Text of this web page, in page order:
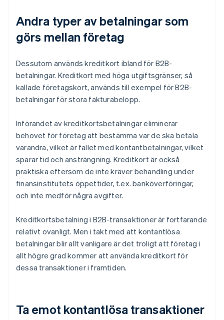
Andra typer av betalningar som
görs mellan företag
Dessutom används kreditkort ibland för B2B-
betalningar. Kreditkort med höga utgiftsgränser, så
kallade företagskort, används till exempel för B2B-
betalningar för stora fakturabelopp.
Införandet av kreditkortsbetalningar eliminerar
behovet för företag att bestämma var de ska betala
varandra, vilket är fallet med kontantbetalningar, vilket
sparar tid och ansträngning. Kreditkort är också
praktiska eftersom de inte kräver behandling under
finansinstitutets öppettider, t.ex. banköverföringar,
och inte medför några avgifter.
Kreditkortsbetalning i B2B-transaktioner är fortfarande
relativt ovanligt. Men i takt med att kontantlösa
betalningar blir allt vanligare är det troligt att företag i
allt högre grad kommer att använda kreditkort för
dessa transaktioner i framtiden.
Ta emot kontantlösa transaktioner